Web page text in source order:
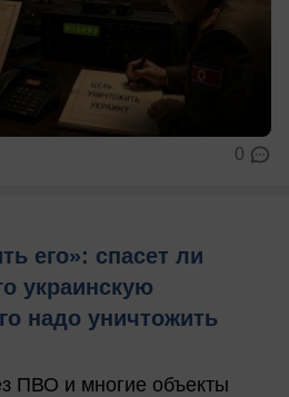
0
его»: спасет ли
украинскую
надо уничтожить
ПВО и многие объекты